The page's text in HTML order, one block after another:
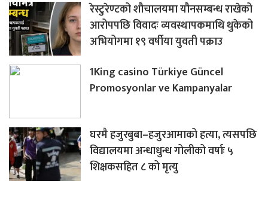
रेस्टुरेण्टको शौचालयमा यौनसम्बन्ध राखेको
आरोपपछि विवादः व्यवस्थापकमाथि थुकेको
अभियोगमा १९ वर्षीया युवती पक्राउ
1King casino Türkiye Güncel
Promosyonlar ve Kampanyalar
घरमै हजुरबुबा–हजुरआमाको हत्या, त्यसपछि
विद्यालयमा अन्धाधुन्ध गोलीको वर्षाः ५
शिक्षकसहित ८ को मृत्यु